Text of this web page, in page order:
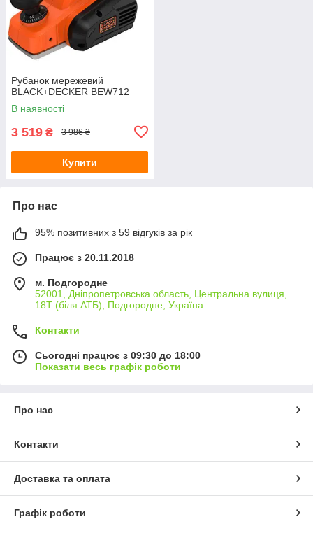
Рубанок мережевий
BLACK+DECKER BEW712
В наявності
3 519 ₴ 3 986 ₴
Купити
Про нас
95% позитивних з 59 відгуків за рік
Працює з 20.11.2018
м. Подгородне
52001, Дніпропетровська область, Центральна вулиця,
18Т (біля АТБ), Подгородне, Україна
Контакти
Сьогодні працює з 09:30 до 18:00
Показати весь графік роботи
Про нас
Контакти
Доставка та оплата
Графік роботи